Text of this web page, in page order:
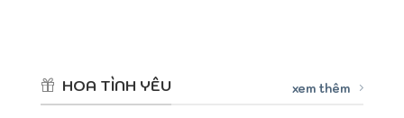
HOA TÌNH YÊU xem thêm